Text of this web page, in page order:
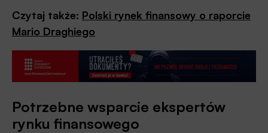
Czytaj także: Polski rynek finansowy o raporcie
Mario Draghiego
Potrzebne wsparcie ekspertów
rynku finansowego